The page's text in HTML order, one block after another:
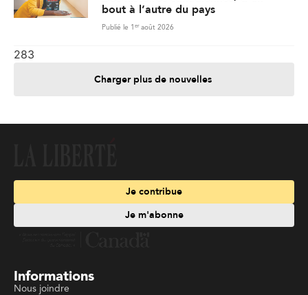
bout à l’autre du pays
Publié le 1 er août 2026
283
Charger plus de nouvelles
Je contribue
Je m'abonne
Informations
Nous joindre